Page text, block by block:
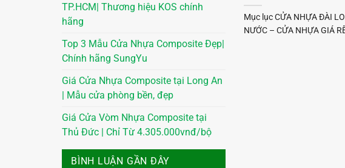
TP.HCM| Thương hiệu KOS chính
hãng
Top 3 Mẫu Cửa Nhựa Composite Đẹp|
Chính hãng SungYu
Giá Cửa Nhựa Composite tại Long An
| Mẫu cửa phòng bền, đẹp
Giá Cửa Vòm Nhựa Composite tại
Thủ Đức | Chỉ Từ 4.305.000vnđ/bộ
BÌNH LUẬN GẦN ĐÂY
Mục lục CỬA NHỰA ĐÀI
NƯỚC – CỬA NHỰA GIÁ